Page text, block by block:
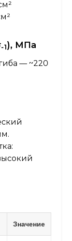
-1), МПа
— ~220
Значение